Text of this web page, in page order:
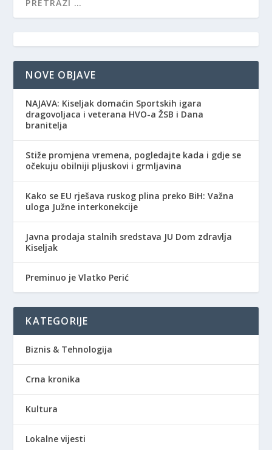
NOVE OBJAVE
NAJAVA: Kiseljak domaćin Sportskih igara
dragovoljaca i veterana HVO-a ŽSB i Dana
branitelja
Stiže promjena vremena, pogledajte kada i gdje se
očekuju obilniji pljuskovi i grmljavina
Kako se EU rješava ruskog plina preko BiH: Važna
uloga Južne interkonekcije
Javna prodaja stalnih sredstava JU Dom zdravlja
Kiseljak
Preminuo je Vlatko Perić
KATEGORIJE
Biznis & Tehnologija
Crna kronika
Kultura
Lokalne vijesti